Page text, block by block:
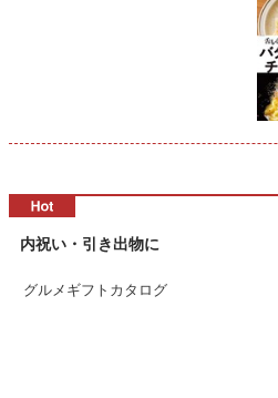
内祝い・引き出物に
グルメギフトカタログ